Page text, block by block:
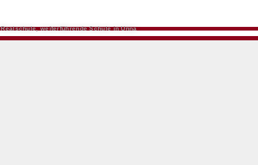
Realschule, weiterführende Schule in Unna